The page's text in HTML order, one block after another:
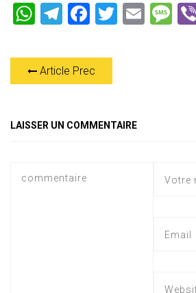
W
at
s
p
T
e
gr
m
F
ce
b
ok
T
E
M
Article Prec
LAISSER UN COMMENTAIRE